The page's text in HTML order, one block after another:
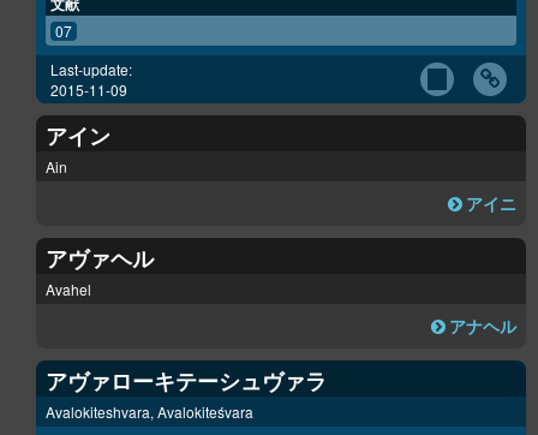
07
Last-update:
2015-11-09
アイン
Ain
アイニ
アヴァヘル
Avahel
アナヘル
アヴァローキテーシュヴァラ
Avalokiteshvara, Avalokiteśvara